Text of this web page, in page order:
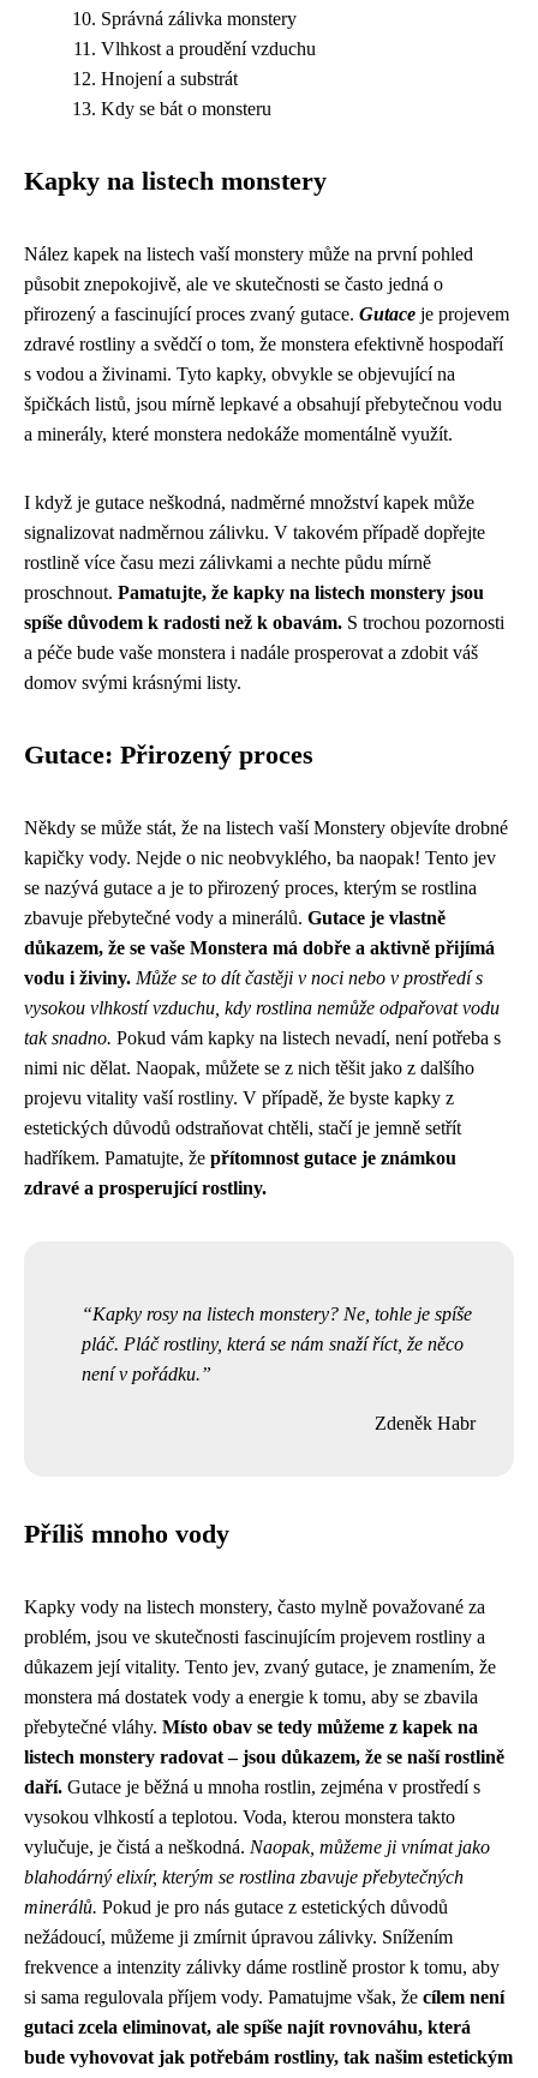
Správná zálivka monstery
Vlhkost a proudění vzduchu
Hnojení a substrát
Kdy se bát o monsteru
Kapky na listech monstery
Nález kapek na listech vaší monstery může na první pohled
působit znepokojivě, ale ve skutečnosti se často jedná o
přirozený a fascinující proces zvaný gutace. Gutace je projevem
zdravé rostliny a svědčí o tom, že monstera efektivně hospodaří
s vodou a živinami. Tyto kapky, obvykle se objevující na
špičkách listů, jsou mírně lepkavé a obsahují přebytečnou vodu
a minerály, které monstera nedokáže momentálně využít.
I když je gutace neškodná, nadměrné množství kapek může
signalizovat nadměrnou zálivku. V takovém případě dopřejte
rostlině více času mezi zálivkami a nechte půdu mírně
proschnout. Pamatujte, že kapky na listech monstery jsou
spíše důvodem k radosti než k obavám. S trochou pozornosti
a péče bude vaše monstera i nadále prosperovat a zdobit váš
domov svými krásnými listy.
Gutace: Přirozený proces
Někdy se může stát, že na listech vaší Monstery objevíte drobné
kapičky vody. Nejde o nic neobvyklého, ba naopak! Tento jev
se nazývá gutace a je to přirozený proces, kterým se rostlina
zbavuje přebytečné vody a minerálů. Gutace je vlastně
důkazem, že se vaše Monstera má dobře a aktivně přijímá
vodu i živiny. Může se to dít častěji v noci nebo v prostředí s
vysokou vlhkostí vzduchu, kdy rostlina nemůže odpařovat vodu
tak snadno. Pokud vám kapky na listech nevadí, není potřeba s
nimi nic dělat. Naopak, můžete se z nich těšit jako z dalšího
projevu vitality vaší rostliny. V případě, že byste kapky z
estetických důvodů odstraňovat chtěli, stačí je jemně setřít
hadříkem. Pamatujte, že přítomnost gutace je známkou
zdravé a prosperující rostliny.
Kapky rosy na listech monstery? Ne, tohle je spíše
pláč. Pláč rostliny, která se nám snaží říct, že něco
není v pořádku.
Zdeněk Habr
Příliš mnoho vody
Kapky vody na listech monstery, často mylně považované za
problém, jsou ve skutečnosti fascinujícím projevem rostliny a
důkazem její vitality. Tento jev, zvaný gutace, je znamením, že
monstera má dostatek vody a energie k tomu, aby se zbavila
přebytečné vláhy. Místo obav se tedy můžeme z kapek na
listech monstery radovat – jsou důkazem, že se naší rostlině
daří. Gutace je běžná u mnoha rostlin, zejména v prostředí s
vysokou vlhkostí a teplotou. Voda, kterou monstera takto
vylučuje, je čistá a neškodná. Naopak, můžeme ji vnímat jako
blahodárný elixír, kterým se rostlina zbavuje přebytečných
minerálů. Pokud je pro nás gutace z estetických důvodů
nežádoucí, můžeme ji zmírnit úpravou zálivky. Snížením
frekvence a intenzity zálivky dáme rostlině prostor k tomu, aby
si sama regulovala příjem vody. Pamatujme však, že cílem není
gutaci zcela eliminovat, ale spíše najít rovnováhu, která
bude vyhovovat jak potřebám rostliny, tak našim estetickým